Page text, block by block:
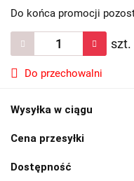
Do końca promocji
szt.
Do przechowalni
Wysyłka w ciągu
Cena przesyłki
Dostępność